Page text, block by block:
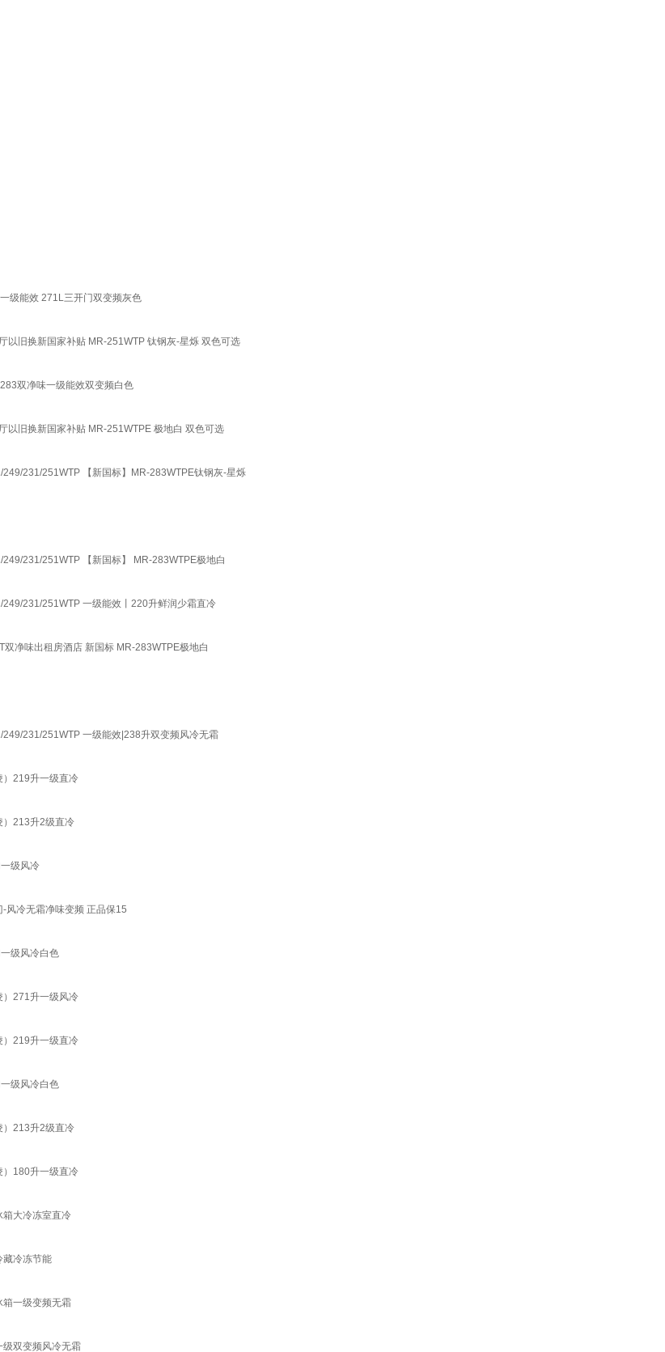
级能效 271L三开门双变频灰色
旧换新国家补贴 MR-251WTP 钛钢灰-星烁 双色可选
双净味一级能效双变频白色
以旧换新国家补贴 MR-251WTPE 极地白 双色可选
231/251WTP 【新国标】MR-283WTPE钛钢灰-星烁
231/251WTP 【新国标】 MR-283WTPE极地白
231/251WTP 一级能效丨220升鲜润少霜直冷
净味出租房酒店 新国标 MR-283WTPE极地白
231/251WTP 一级能效|238升双变频风冷无霜
）219升一级直冷
）213升2级直冷
级风冷
风冷无霜净味变频 正品保15
级风冷白色
）271升一级风冷
）219升一级直冷
级风冷白色
）213升2级直冷
）180升一级直冷
大冷冻室直冷
藏冷冻节能
一级变频无霜
双变频风冷无霜